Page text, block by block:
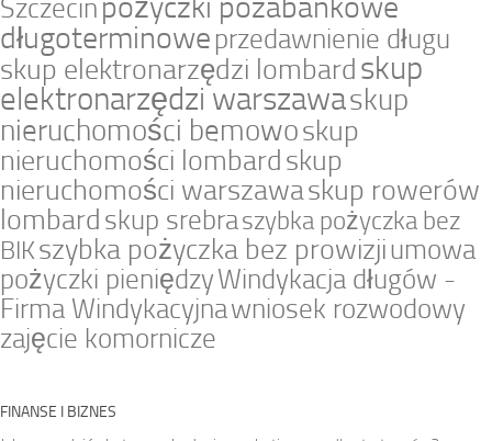
Szczecin
długoterminowe przedawnienie długu
skup elektronarzędzi lombardskup
elektronarzędzi warszawaskup
nieruchomości bemowoskup
nieruchomości lombardskup
nieruchomości warszawaskup rowerów
lombard skup srebraszybka pożyczka bez
BIKszybka pożyczka bez prowizjiumowa
pożyczki pieniędzyWindykacja długów -
Firma Windykacyjnawniosek rozwodowy
zajęcie komornicze
FINANSE I BIZNES